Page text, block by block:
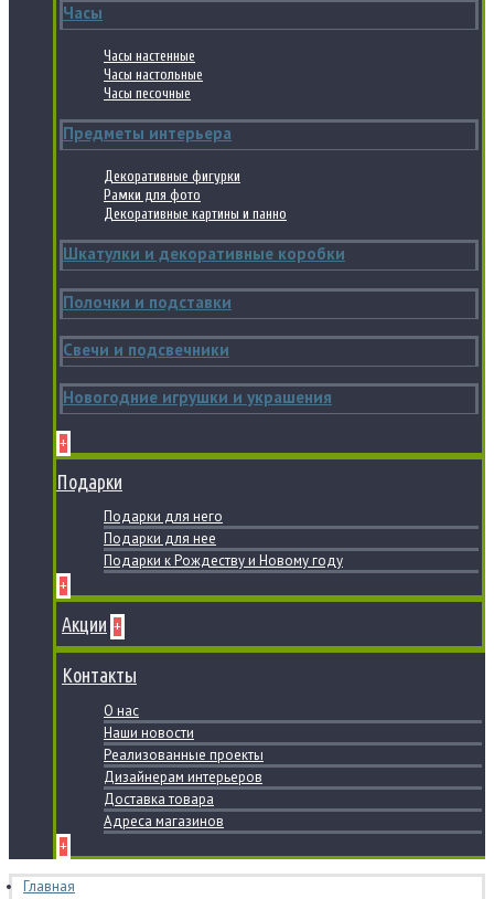
Часы
Часы настенные
Часы настольные
Часы песочные
Предметы интерьера
Декоративные фигурки
Рамки для фото
Декоративные картины и панно
Шкатулки и декоративные коробки
Полочки и подставки
Свечи и подсвечники
Новогодние игрушки и украшения
+
Подарки
Подарки для него
Подарки для нее
Подарки к Рождеству и Новому году
+
Акции +
Контакты
О нас
Наши новости
Реализованные проекты
Дизайнерам интерьеров
Доставка товара
Адреса магазинов
+
Главная